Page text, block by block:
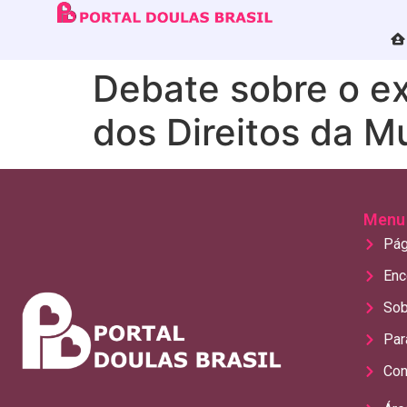
Debate sobre o
dos Direitos da
Menu